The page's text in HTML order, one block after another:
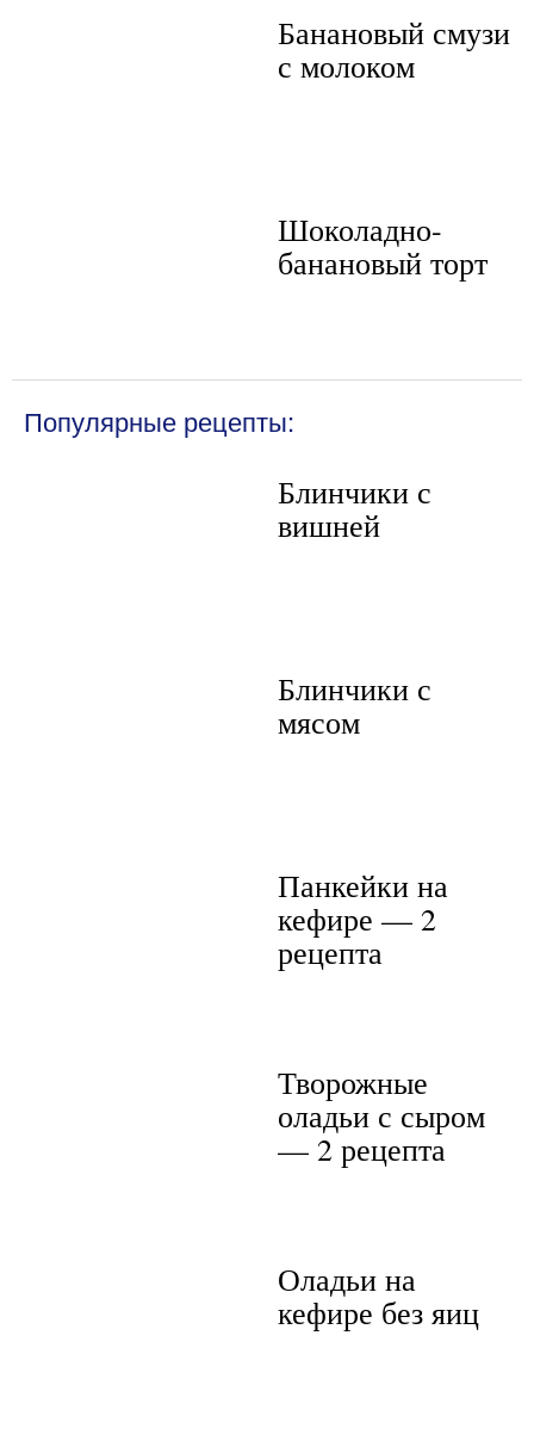
Банановый смузи
с молоком
Шоколадно-
банановый торт
Популярные рецепты:
Блинчики с
вишней
Блинчики с
мясом
Панкейки на
кефире — 2
рецепта
Творожные
оладьи с сыром
— 2 рецепта
Оладьи на
кефире без яиц